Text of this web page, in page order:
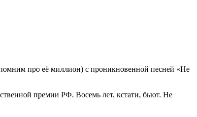
помним про её миллион) с проникновенной песней «Не
премии РФ. Восемь лет, кстати, бьют. Не